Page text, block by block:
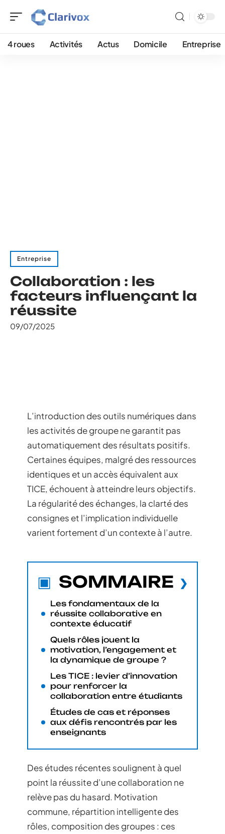
4 roues Activités Actus Domicile Entreprise
Entreprise
Collaboration : les
facteurs influençant la
réussite
09/07/2025
L’introduction des outils numériques dans
les activités de groupe ne garantit pas
automatiquement des résultats positifs.
Certaines équipes, malgré des ressources
identiques et un accès équivalent aux
TICE, échouent à atteindre leurs objectifs.
La régularité des échanges, la clarté des
consignes et l’implication individuelle
varient fortement d’un contexte à l’autre.
SOMMAIRE
Les fondamentaux de la
réussite collaborative en
contexte éducatif
Quels rôles jouent la
motivation, l’engagement et
la dynamique de groupe ?
Les TICE : levier d’innovation
pour renforcer la
collaboration entre étudiants
Études de cas et réponses
aux défis rencontrés par les
enseignants
Des études récentes soulignent à quel
point la réussite d’une collaboration ne
relève pas du hasard. Motivation
commune, répartition intelligente des
rôles, composition des groupes : ces